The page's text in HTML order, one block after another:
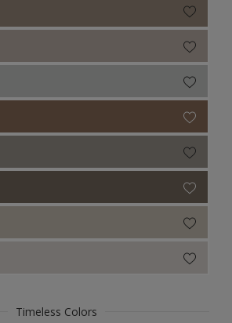
Timeless Colors